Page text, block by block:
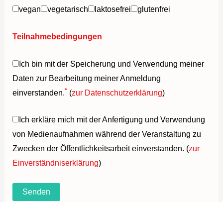
vegan
vegetarisch laktosefrei glutenfrei
Teilnahmebedingungen
Ich bin mit der Speicherung und Verwendung meiner
Daten zur Bearbeitung meiner Anmeldung
einverstanden.* (zur Datenschutzerklärung)
Ich erkläre mich mit der Anfertigung und Verwendung
von Medienaufnahmen während der Veranstaltung zu
Zwecken der Öffentlichkeitsarbeit einverstanden. (zur
Einverständniserklärung)